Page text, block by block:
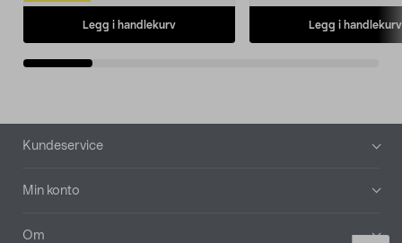
Legg i handlekurv Legg i handlekurv
Bunntekst
Kundeservice
Min konto
Om